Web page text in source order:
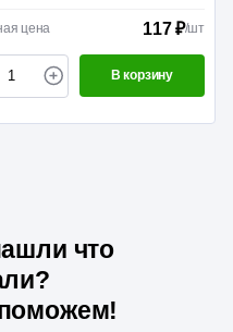
цена 117 ₽/шт
В корзину
что